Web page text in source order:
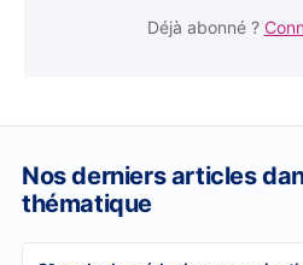
Déjà abonné ?
Nos derniers articles
thématique